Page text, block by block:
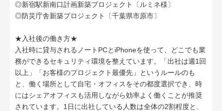
◎新宿駅新南口計画新築プロジェクト〔ルミネ様〕
◎防災庁舎新築プロジェクト〔千葉県市原市〕
★入社後の働き方★
入社時に貸与されるノートPCとiPhoneを使って、どこでも業
務ができるセキュリティ環境を整えています。「出社は週1回
以上」「お客様のプロジェクト最優先」というルールのも
と、働く場所として自宅・オフィスをその都度選択でき、時
にはシェアオフィスも活用しながら効率よく働くことが推奨
されています。1日に出社している人数は全体の2割程度と、